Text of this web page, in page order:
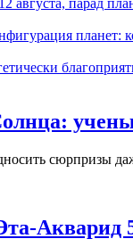
августа, парад
сюрпризы
Акварид